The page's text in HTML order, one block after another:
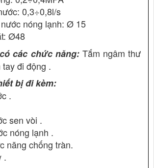
0,3÷0,8l/s
nóng lạnh: Ø 15
Ø48
các chức năng:Tắm ngâm thư
đi động .
bị đi kèm:
.
sen vòi .
nóng lạnh .
năng chống tràn.
.